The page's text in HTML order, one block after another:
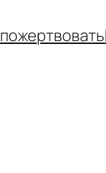
пожертвовать